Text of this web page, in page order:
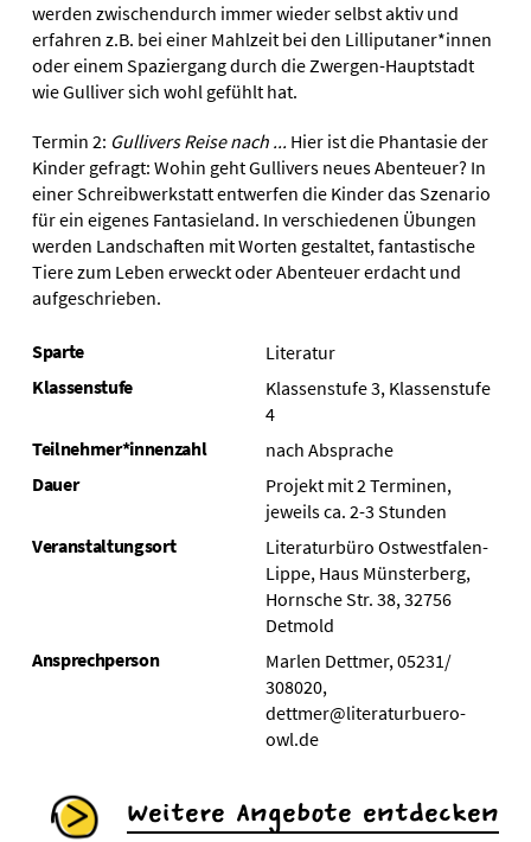
werden zwischendurch immer wieder selbst aktiv und
erfahren z.B. bei einer Mahlzeit bei den Lilliputaner*innen
oder einem Spaziergang durch die Zwergen-Hauptstadt
wie Gulliver sich wohl gefühlt hat.
Termin 2: Gullivers Reise nach ... Hier ist die Phantasie der
Kinder gefragt: Wohin geht Gullivers neues Abenteuer? In
einer Schreibwerkstatt entwerfen die Kinder das Szenario
für ein eigenes Fantasieland. In verschiedenen Übungen
werden Landschaften mit Worten gestaltet, fantastische
Tiere zum Leben erweckt oder Abenteuer erdacht und
aufgeschrieben.
Sparte
Literatur
Klassenstufe
Klassenstufe 3, Klassenstufe
4
Teilnehmer*innenzahl
nach Absprache
Dauer
Projekt mit 2 Terminen,
jeweils ca. 2-3 Stunden
Veranstaltungsort
Literaturbüro Ostwestfalen-
Lippe, Haus Münsterberg,
Hornsche Str. 38, 32756
Detmold
Ansprechperson
Marlen Dettmer, 05231/
308020,
dettmer@literaturbuero-
owl.de
Weitere Angebote entdecken